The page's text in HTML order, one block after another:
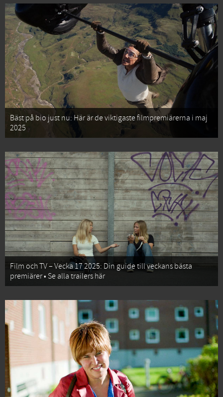
Bäst på bio just nu: Här är de viktigaste filmpremiärerna i maj
2025
Film och TV – Vecka 17 2025: Din guide till veckans bästa
premiärer • Se alla trailers här